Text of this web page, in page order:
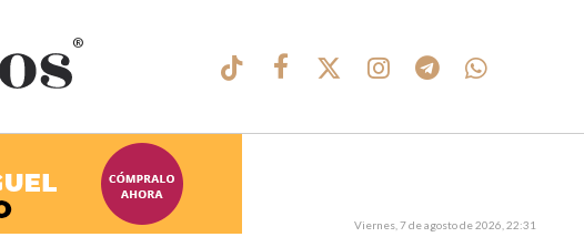
®
Viernes, 7 de agosto de 2026, 22:31